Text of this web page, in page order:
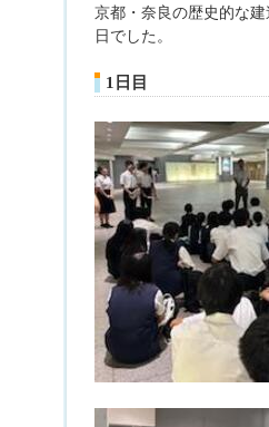
京都・奈良の歴史的な
日でした。
1日目